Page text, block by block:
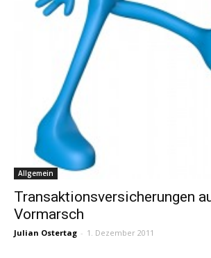
Allgemein
Transaktionsversicherungen
Vormarsch
Julian Ostertag - 1. Dezember 2011